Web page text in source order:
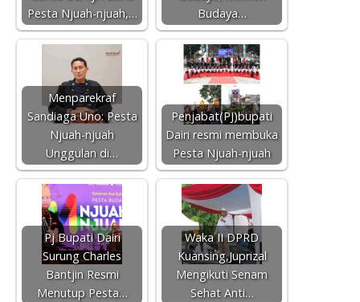
Pesta Njuah-njuah,…
Budaya…
Menparekraf
Sandiaga Uno: Pesta
Njuah-njuah
Unggulan di…
Penjabat(PJ)bupati
Dairi resmi membuka
Pesta Njuah-njuah
Pj Bupati Dairi
Surung Charles
Bantjin Resmi
Menutup Pesta…
Waka II DPRD
Kuansing,Juprizal
Mengikuti Senam
Sehat Anti…